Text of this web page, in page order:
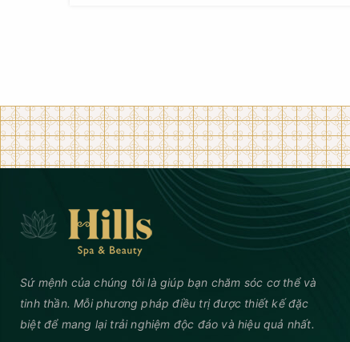
Sứ mệnh của chúng tôi là giúp bạn chăm sóc cơ thể và
tinh thần. Mỗi phương pháp điều trị được thiết kế đặc
biệt để mang lại trải nghiệm độc đáo và hiệu quả nhất.